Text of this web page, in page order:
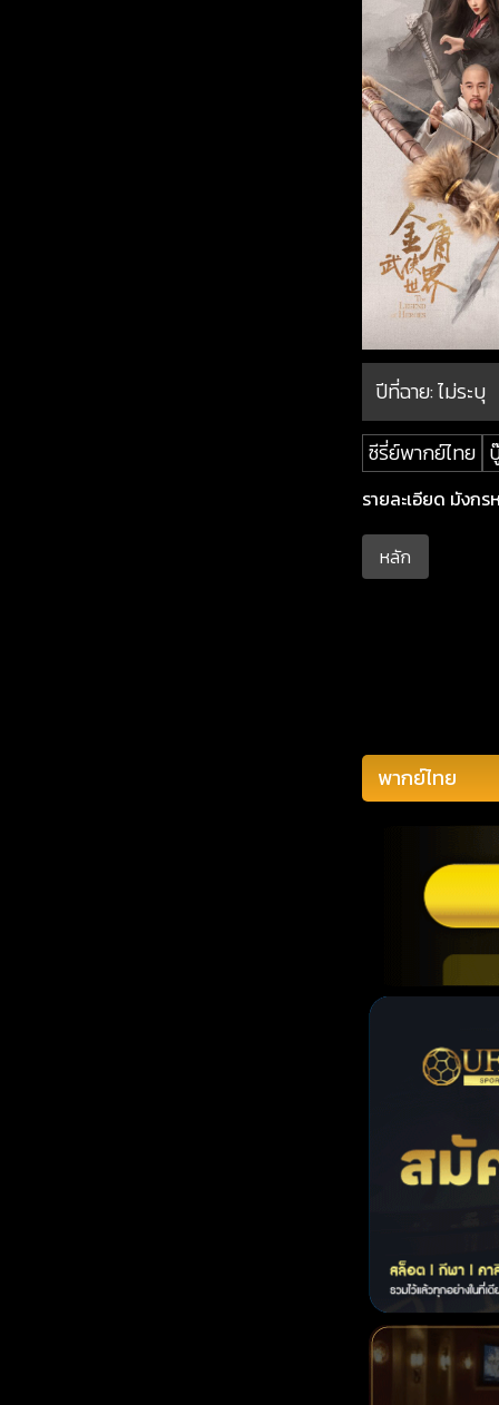
ปีที่ฉาย:ไม่ระบุ
ซีรี่ย์พากย์ไทย
รายละเอียด มังก
หลัก